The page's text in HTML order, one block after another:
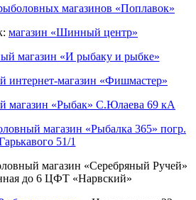
магазинов «Поплавок»
магазин «Шинный центр»
магазин «И рыбаку и рыбке»
интернет-магазин «Фишмастер»
магазин «Рыбак» С.Юлаева 69 кА
магазин «Рыбалка 365» погр.
51/1
магазин «Серебряный Ручей»
до 6 ЦФТ «Нарвский»